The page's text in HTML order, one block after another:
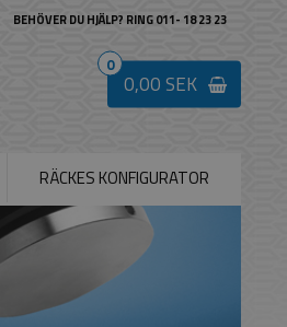
0
0,00 SEK
BEHÖVER DU HJÄLP? RING 011- 18 23 23
RÄCKES KONFIGURATOR